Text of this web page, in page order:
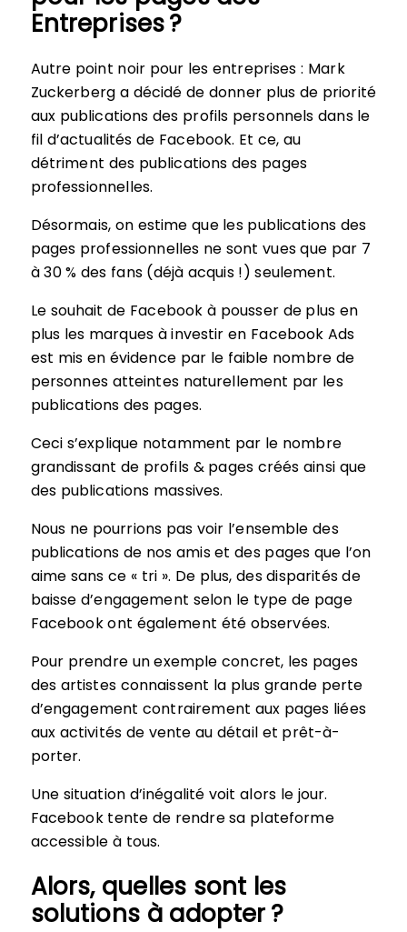
Entreprises ?
Autre point noir pour les entreprises : Mark
Zuckerberg a décidé de donner plus de priorité
aux publications des profils personnels dans le
fil d’actualités de Facebook. Et ce, au
détriment des publications des pages
professionnelles.
Désormais, on estime que les publications des
pages professionnelles ne sont vues que par 7
à 30 % des fans (déjà acquis !) seulement.
Le souhait de Facebook à pousser de plus en
plus les marques à investir en Facebook Ads
est mis en évidence par le faible nombre de
personnes atteintes naturellement par les
publications des pages.
Ceci s’explique notamment par le nombre
grandissant de profils & pages créés ainsi que
des publications massives.
Nous ne pourrions pas voir l’ensemble des
publications de nos amis et des pages que l’on
aime sans ce « tri ». De plus, des disparités de
baisse d’engagement selon le type de page
Facebook ont également été observées.
Pour prendre un exemple concret, les pages
des artistes connaissent la plus grande perte
d’engagement contrairement aux pages liées
aux activités de vente au détail et prêt-à-
porter.
Une situation d’inégalité voit alors le jour.
Facebook tente de rendre sa plateforme
accessible à tous.
Alors, quelles sont les
solutions à adopter ?